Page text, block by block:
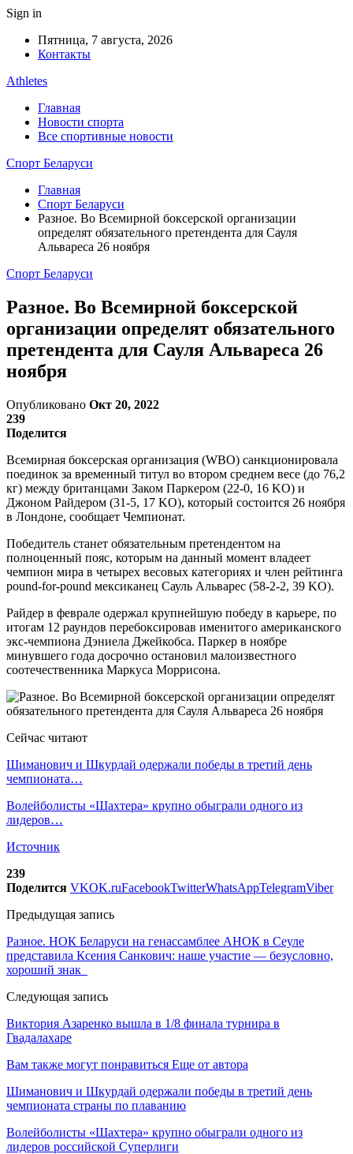
Sign in
Пятница, 7 августа, 2026
Контакты
Athletes
Главная
Новости спорта
Все спортивные новости
Спорт Беларуси
Главная
Спорт Беларуси
Разное. Во Всемирной боксерской организации
определят обязательного претендента для Сауля
Альвареса 26 ноября
Спорт Беларуси
Разное. Во Всемирной боксерской
организации определят обязательного
претендента для Сауля Альвареса 26
ноября
Опубликовано Окт 20, 2022
239
Поделится
Всемирная боксерская организация (WBO) санкционировала
поединок за временный титул во втором среднем весе (до 76,2
кг) между британцами Заком Паркером (22-0, 16 KO) и
Джоном Райдером (31-5, 17 KO), который состоится 26 ноября
в Лондоне, сообщает Чемпионат.
Победитель станет обязательным претендентом на
полноценный пояс, которым на данный момент владеет
чемпион мира в четырех весовых категориях и член рейтинга
pound-for-pound мексиканец Сауль Альварес (58-2-2, 39 KO).
Райдер в феврале одержал крупнейшую победу в карьере, по
итогам 12 раундов перебоксировав именитого американского
экс-чемпиона Дэниела Джейкобса. Паркер в ноябре
минувшего года досрочно остановил малоизвестного
соотечественника Маркуса Моррисона.
Сейчас читают
Шиманович и Шкурдай одержали победы в третий день
чемпионата…
Волейболисты «Шахтера» крупно обыграли одного из
лидеров…
Источник
239
Поделится VKOK.ruFacebookTwitterWhatsAppTelegramViber
Предыдущая запись
Разное. НОК Беларуси на генассамблее АНОК в Сеуле
представила Ксения Санкович: наше участие — безусловно,
хороший знак
Следующая запись
Виктория Азаренко вышла в 1/8 финала турнира в
Гвадалахаре
Вам также могут понравиться Еще от автора
Шиманович и Шкурдай одержали победы в третий день
чемпионата страны по плаванию
Волейболисты «Шахтера» крупно обыграли одного из
лидеров российской Суперлиги